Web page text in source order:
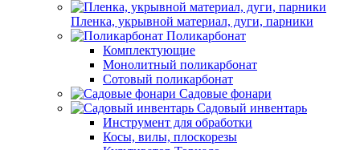
Пленка, укрывной материал, дуги, парники
Поликарбонат
Комплектующие
Монолитный поликарбонат
Сотовый поликарбонат
Садовые фонари
Садовый инвентарь
Инструмент для обработки
Косы, вилы, плоскорезы